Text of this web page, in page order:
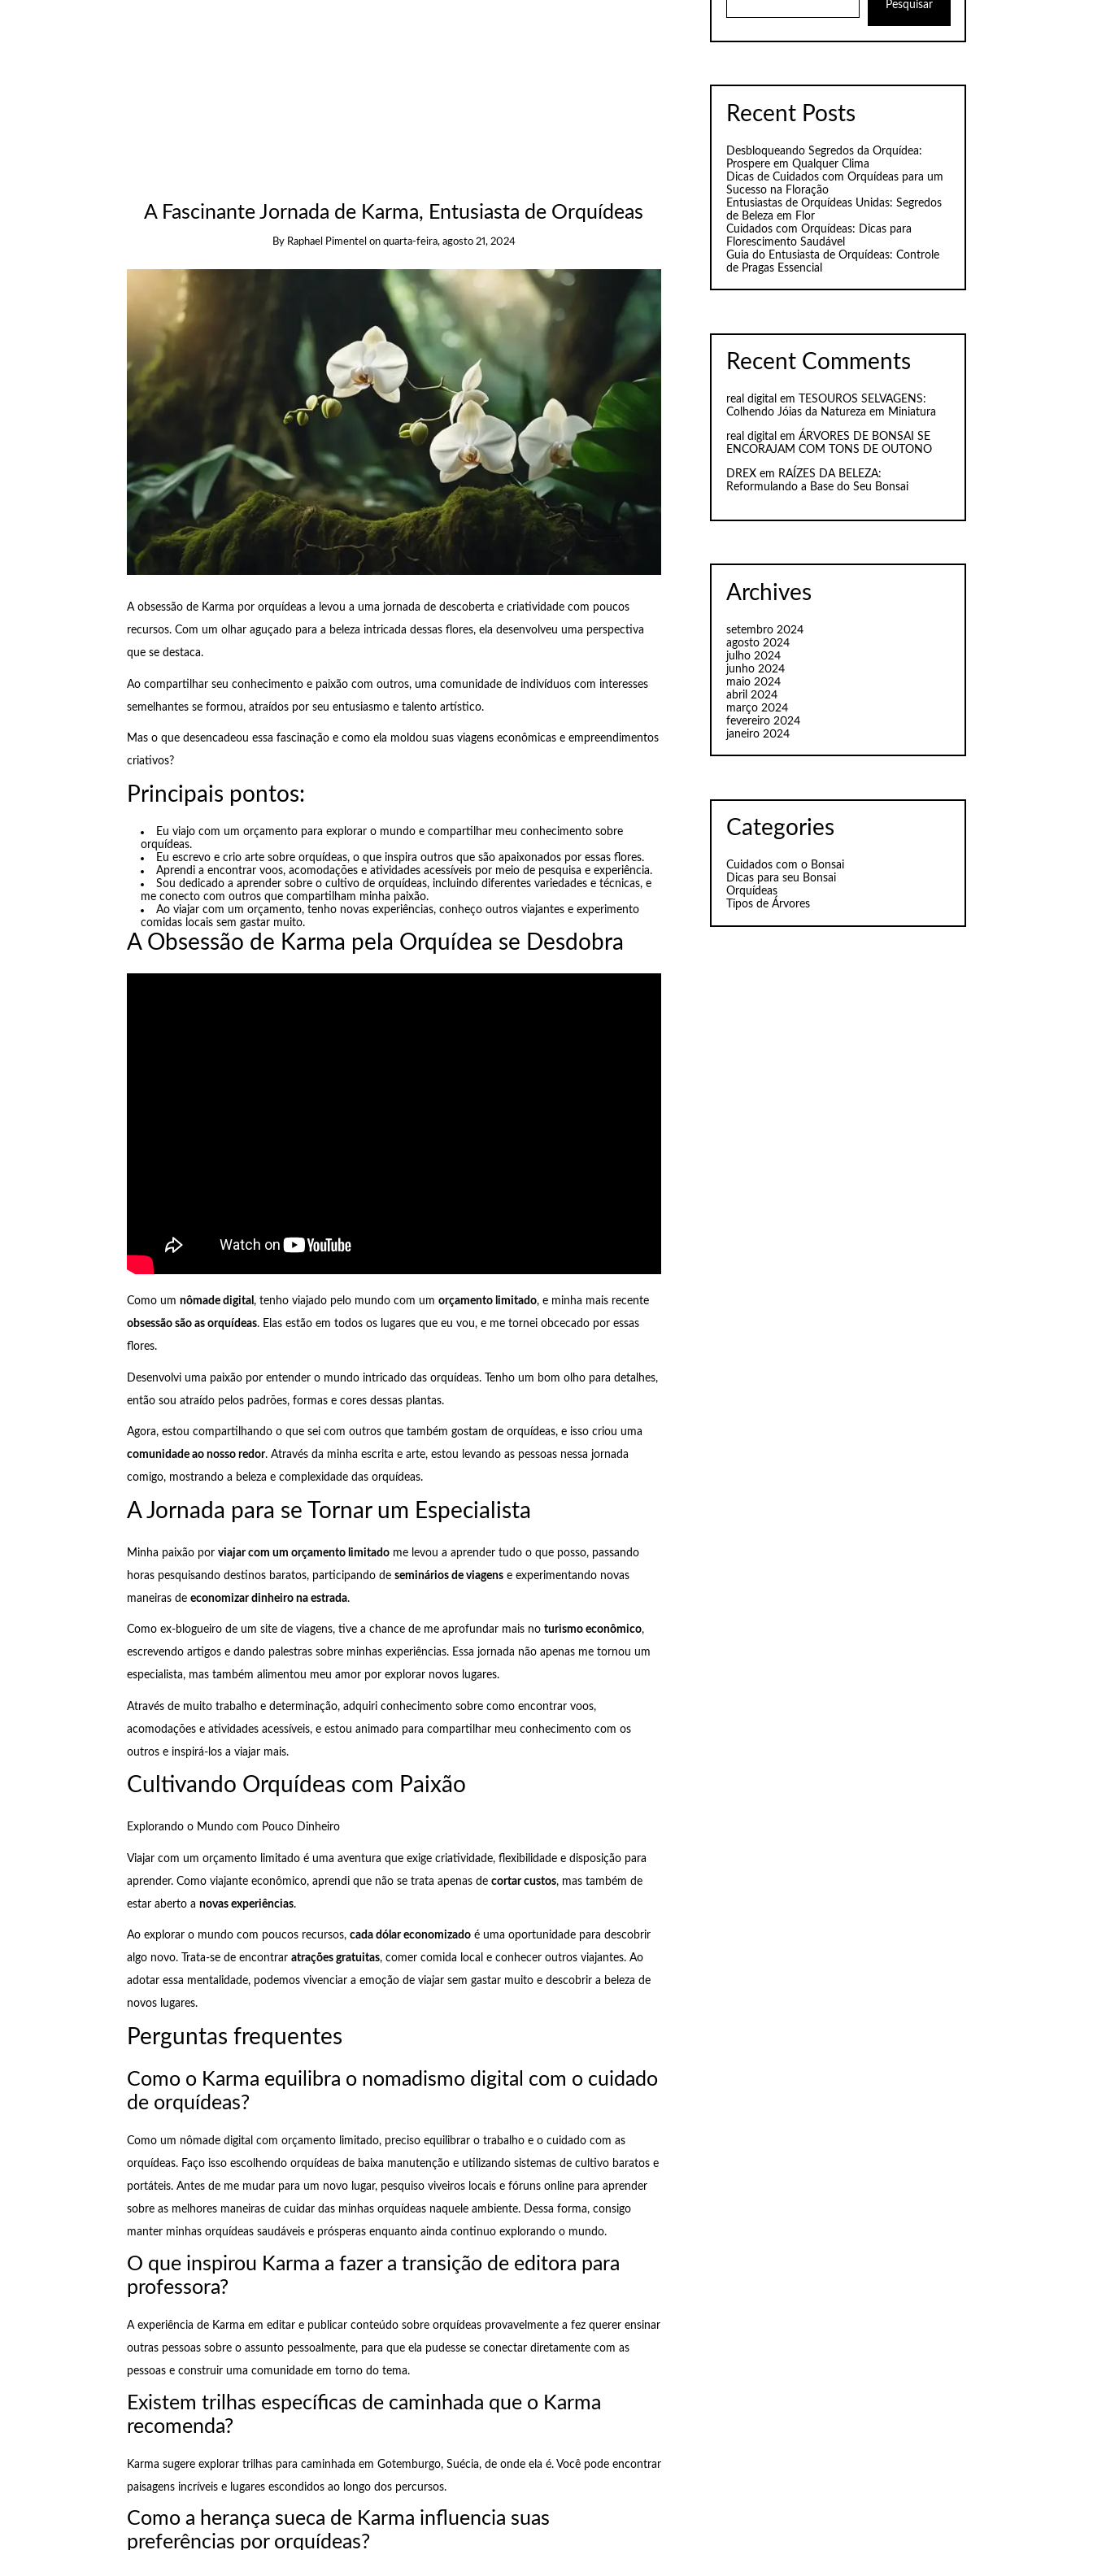
A Fascinante Jornada de Karma, Entusiasta de Orquídeas
By Raphael Pimentel on quarta-feira, agosto 21, 2024
A obsessão de Karma por orquídeas a levou a uma jornada de descoberta e criatividade com poucos
recursos. Com um olhar aguçado para a beleza intricada dessas flores, ela desenvolveu uma perspectiva
que se destaca.
Ao compartilhar seu conhecimento e paixão com outros, uma comunidade de indivíduos com interesses
semelhantes se formou, atraídos por seu entusiasmo e talento artístico.
Mas o que desencadeou essa fascinação e como ela moldou suas viagens econômicas e empreendimentos
criativos?
Principais pontos:
Eu viajo com um orçamento para explorar o mundo e compartilhar meu conhecimento sobre
orquídeas.
Eu escrevo e crio arte sobre orquídeas, o que inspira outros que são apaixonados por essas flores.
Aprendi a encontrar voos, acomodações e atividades acessíveis por meio de pesquisa e experiência.
Sou dedicado a aprender sobre o cultivo de orquídeas, incluindo diferentes variedades e técnicas, e
me conecto com outros que compartilham minha paixão.
Ao viajar com um orçamento, tenho novas experiências, conheço outros viajantes e experimento
comidas locais sem gastar muito.
A Obsessão de Karma pela Orquídea se Desdobra
Como um nômade digital , tenho viajado pelo mundo com um orçamento limitado, e minha mais recente
obsessão são as orquídeas. Elas estão em todos os lugares que eu vou, e me tornei obcecado por essas
flores.
Desenvolvi uma paixão por entender o mundo intricado das orquídeas. Tenho um bom olho para detalhes,
então sou atraído pelos padrões, formas e cores dessas plantas.
Agora, estou compartilhando o que sei com outros que também gostam de orquídeas, e isso criou uma
comunidade ao nosso redor. Através da minha escrita e arte, estou levando as pessoas nessa jornada
comigo, mostrando a beleza e complexidade das orquídeas.
A Jornada para se Tornar um Especialista
Minha paixão por viajar com um orçamento limitadome levou a aprender tudo o que posso, passando
horas pesquisando destinos baratos, participando de seminários de viagense experimentando novas
maneiras de economizar dinheiro na estrada.
Como ex-blogueiro de um site de viagens, tive a chance de me aprofundar mais no turismo econômico,
escrevendo artigos e dando palestras sobre minhas experiências. Essa jornada não apenas me tornou um
especialista, mas também alimentou meu amor por explorar novos lugares.
Através de muito trabalho e determinação, adquiri conhecimento sobre como encontrar voos,
acomodações e atividades acessíveis, e estou animado para compartilhar meu conhecimento com os
outros e inspirá-los a viajar mais.
Cultivando Orquídeas com Paixão
Explorando o Mundo com Pouco Dinheiro
Viajar com um orçamento limitado é uma aventura que exige criatividade, flexibilidade e disposição para
aprender. Como viajante econômico, aprendi que não se trata apenas de cortar custos, mas também de
estar aberto a novas experiências.
Ao explorar o mundo com poucos recursos, cada dólar economizadoé uma oportunidade para descobrir
algo novo. Trata-se de encontrar atrações gratuitas, comer comida local e conhecer outros viajantes. Ao
adotar essa mentalidade, podemos vivenciar a emoção de viajar sem gastar muito e descobrir a beleza de
novos lugares.
Perguntas frequentes
Como o Karma equilibra o nomadismo digital com o cuidado
de orquídeas?
Como um nômade digital com orçamento limitado, preciso equilibrar o trabalho e o cuidado com as
orquídeas. Faço isso escolhendo orquídeas de baixa manutenção e utilizando sistemas de cultivo baratos e
portáteis. Antes de me mudar para um novo lugar, pesquiso viveiros locais e fóruns online para aprender
sobre as melhores maneiras de cuidar das minhas orquídeas naquele ambiente. Dessa forma, consigo
manter minhas orquídeas saudáveis e prósperas enquanto ainda continuo explorando o mundo.
O que inspirou Karma a fazer a transição de editora para
professora?
A experiência de Karma em editar e publicar conteúdo sobre orquídeas provavelmente a fez querer ensinar
outras pessoas sobre o assunto pessoalmente, para que ela pudesse se conectar diretamente com as
pessoas e construir uma comunidade em torno do tema.
Existem trilhas específicas de caminhada que o Karma
recomenda?
Karma sugere explorar trilhas para caminhada em Gotemburgo, Suécia, de onde ela é. Você pode encontrar
paisagens incríveis e lugares escondidos ao longo dos percursos.
Como a herança sueca de Karma influencia suas
preferências por orquídeas?
Pesquisar
Recent Posts
Desbloqueando Segredos da Orquídea:
Prospere em Qualquer Clima
Dicas de Cuidados com Orquídeas para um
Sucesso na Floração
Entusiastas de Orquídeas Unidas: Segredos
de Beleza em Flor
Cuidados com Orquídeas: Dicas para
Florescimento Saudável
Guia do Entusiasta de Orquídeas: Controle
de Pragas Essencial
Recent Comments
real digital em
TESOUROS SELVAGENS:
Colhendo Jóias da Natureza em Miniatura
real digital em ÁRVORES DE BONSAI SE
ENCORAJAM COM TONS DE OUTONO
DREXem RAÍZES DA BELEZA:
Reformulando a Base do Seu Bonsai
Archives
setembro 2024
agosto 2024
julho 2024
junho 2024
maio 2024
abril 2024
março 2024
fevereiro 2024
janeiro 2024
Categories
Cuidados com o Bonsai
Dicas para seu Bonsai
Orquídeas
Tipos de Árvores